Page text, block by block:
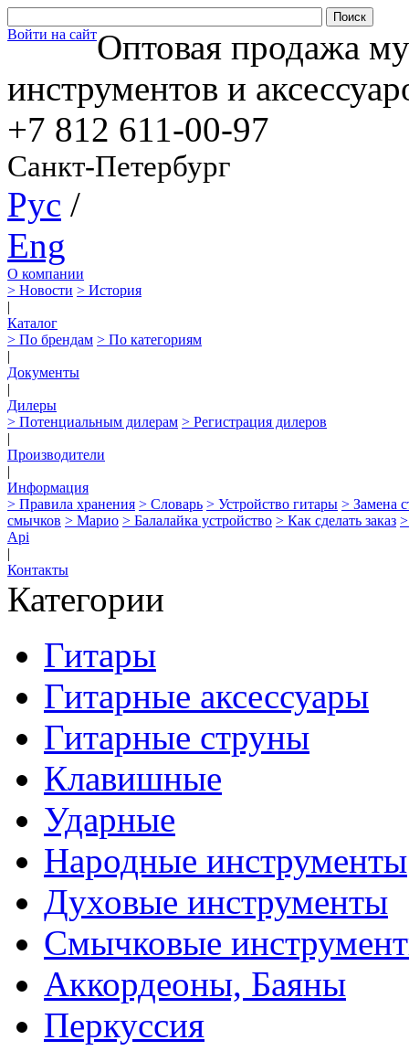
Войти на сайтОптовая продажа
инструментов и
+7 812 611-00-97
Санкт-Петербург
Рус /
Eng
О компании
> Новости > История
|
Каталог
> По брендам > По категориям
|
Документы
|
Дилеры
> Потенциальным дилерам > Регистрация дилеров
|
Производители
|
Информация
> Правила хранения > Словарь > Устройство гитары > Замена
смычков > Марио > Балалайка устройство > Как сделать заказ
Api
|
Контакты
Категории
Гитары
Гитарные аксессуары
Гитарные струны
Клавишные
Ударные
Народные инструменты
Духовые инструменты
Смычковые
Аккордеоны, Баяны
Перкуссия